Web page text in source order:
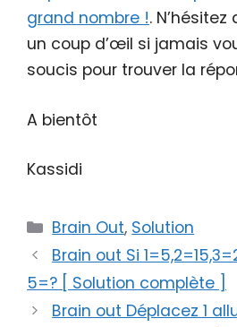
grand nombre !.
un coup d’œil si jamais
soucis pour trouver la
A bientôt
Kassidi
Catégories
Brain Out, Solution
Brain out Si
5=? [ Solution complète ]
Brain out Déplacez 1